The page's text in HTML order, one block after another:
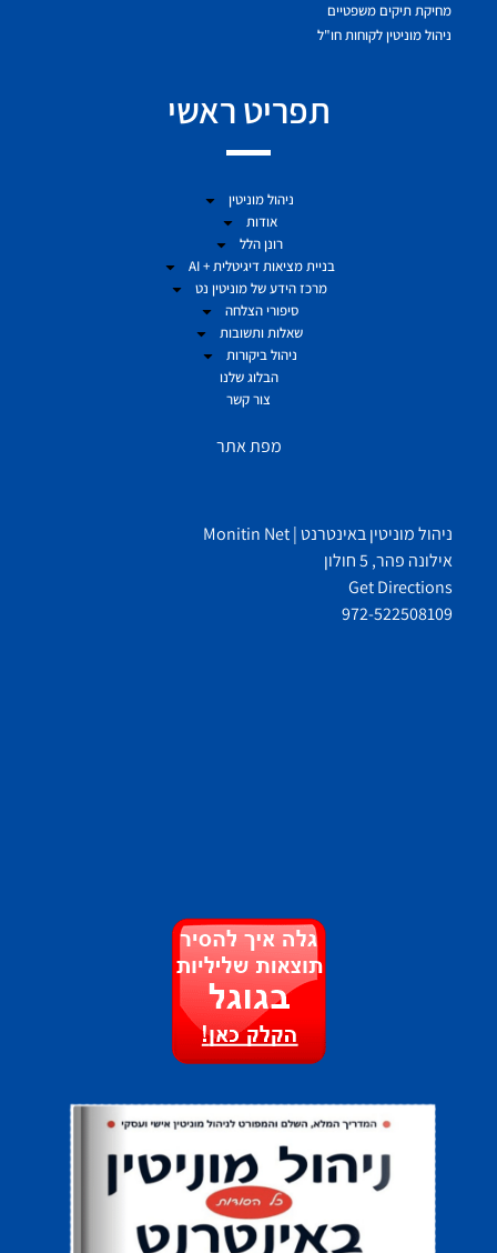
מחיקת תיקים משפטיים
ניהול מוניטין לקוחות חו"ל
תפריט ראשי
ניהול מוניטין
אודות
רונן הלל
בניית מציאות דיגיטלית + AI
מרכז הידע של מוניטין נט
סיפורי הצלחה
שאלות ותשובות
ניהול ביקורות
הבלוג שלנו
צור קשר
מפת אתר
ניהול מוניטין באינטרנט | Monitin Net
אילונה פהר, 5 חולון
Get Directions
972-522508109